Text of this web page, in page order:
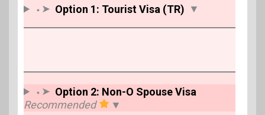
⬩➤ Option 1: Tourist Visa (TR) ▼
⬩➤ Option 2: Non-O Spouse Visa
Recommended
▼